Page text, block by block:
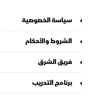
سياسة الخصوصية
الشروط والأحكام
فريق الشرق
برنامج التدريب